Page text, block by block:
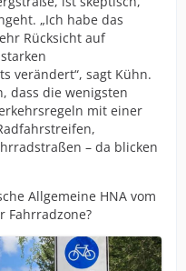
„Ich habe das
Rücksicht auf
verändert“, sagt Kühn.
dass die wenigsten
mit einer
– da blicken
Allgemeine HNA vom
Fahrradzone?